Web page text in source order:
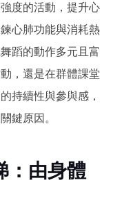
度的活動，提升心
心肺功能與消耗熱
蹈的動作多元且富
，還是在群體課堂
持續性與參與感，
鍵原因。
：由身體